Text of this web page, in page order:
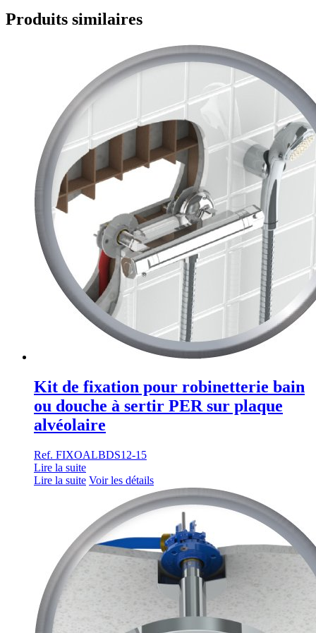
Produits similaires
Kit de fixation pour robinetterie bain
ou douche à sertir PER sur plaque
alvéolaire
Ref. FIXOALBDS12-15
Lire la suite
Lire la suite Voir les détails